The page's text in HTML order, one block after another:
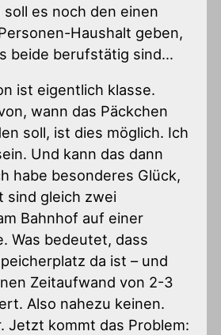
es noch den einen
Haushalt geben,
beide berufstätig sind…
ist eigentlich klasse.
wann das Päckchen
soll, ist dies möglich. Ich
Und kann das dann
habe besonderes Glück,
sind gleich zwei
Bahnhof auf einer
Was bedeutet, dass
da ist – und
Zeitaufwand von 2-3
Also nahezu keinen.
Jetzt kommt das Problem: